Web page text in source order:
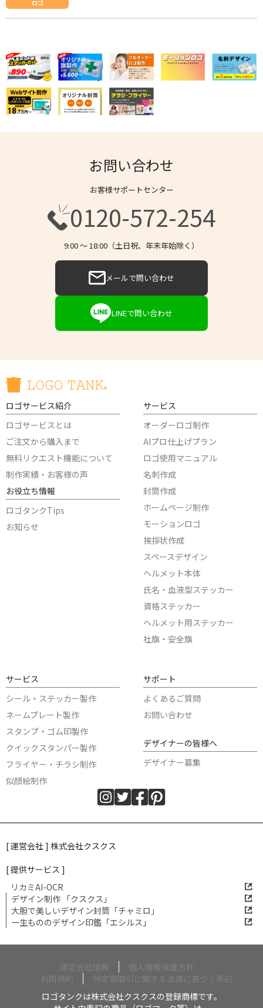
ロゴ
お問い合わせ
お客様サポートセンター
0120-572-254
9:00 〜 18:00（土日祝、年末年始除く）
メールで問い合わせ
LINEで問い合わせ
ロゴサービス紹介
ロゴサービスとは
ご注文から購入まで
無料リクエスト機能について
制作実績・お客様の声
お役立ち情報
ロゴタンクTips
お知らせ
サービス
オーダーロゴ制作
AIプロ仕上げプラン
ロゴ使用マニュアル
名刺作成
封筒作成
ホームページ制作
モーションロゴ
挨拶状作成
スペースデザイン
ヘルメット本体
氏名・血液型ステッカー
資格ステッカー
ヘルメット用ステッカー
社旗・安全旗
サービス
シール・ステッカー製作
ネームプレート製作
スタンプ・ゴム印製作
クイックスタンパー製作
フライヤー・チラシ制作
似顔絵制作
サポート
よくあるご質問
お問い合わせ
デザイナーの皆様へ
デザイナー募集
[ 運営会社 ] 株式会社クスクス
[ 提供サービス ]
リカミAI-OCR
デザイン制作 「クスクス」
大胆で美しいデザイン封筒「チャミロ」
一生もののデザイン印鑑「エシルス」
運営会社情報
個人情報保護方針
利用規約
特定商取引に関する法律に基づく表記
ロゴタンクは株式会社クスクスの登録商標です。